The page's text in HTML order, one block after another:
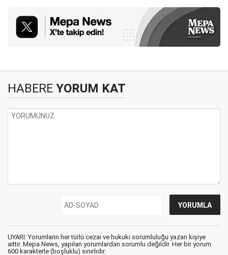
HABERE YORUM KAT
UYARI: Yorumların her türlü cezai ve hukuki sorumluluğu yazan kişiye
aittir. Mepa News, yapılan yorumlardan sorumlu değildir. Her bir yorum
600 karakterle (boşluklu) sınırlıdır.